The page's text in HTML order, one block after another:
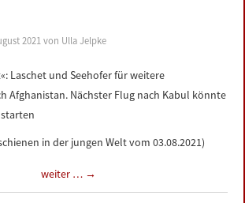
2021 von Ulla Jelpke
Laschet und Seehofer für weitere
Afghanistan. Nächster Flug nach Kabul könnte
in der jungen Welt vom 03.08.2021)
weiter … →